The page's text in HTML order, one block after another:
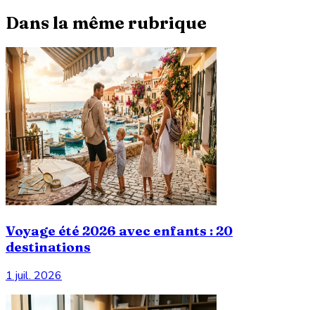
Dans la même rubrique
Voyage été 2026 avec enfants : 20
destinations
1 juil. 2026